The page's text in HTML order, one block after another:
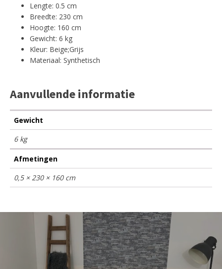
Lengte: 0.5 cm
Breedte: 230 cm
Hoogte: 160 cm
Gewicht: 6 kg
Kleur: Beige;Grijs
Materiaal: Synthetisch
Aanvullende informatie
Gewicht
6 kg
Afmetingen
0,5 × 230 × 160 cm